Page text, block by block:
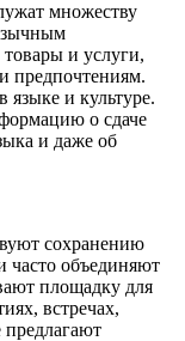
множеству
и услуги,
предпочтениям.
языке и культуре.
о сдаче
и даже об
сохранению
часто объединяют
площадку для
встречах,
предлагают